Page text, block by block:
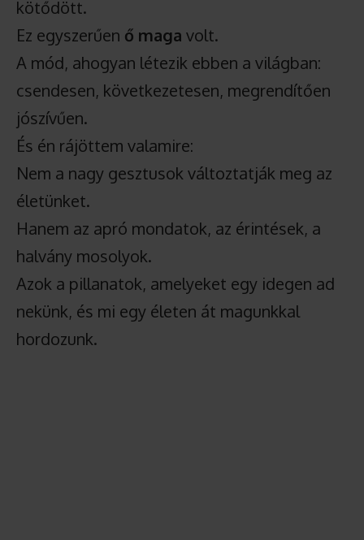
kötődött.
Ez egyszerűen ő maga volt.
A mód, ahogyan létezik ebben a világban:
csendesen, következetesen, megrendítően
jószívűen.
És én rájöttem valamire:
Nem a nagy gesztusok változtatják meg az
életünket.
Hanem az apró mondatok, az érintések, a
halvány mosolyok.
Azok a pillanatok, amelyeket egy idegen ad
nekünk, és mi egy életen át magunkkal
hordozunk.